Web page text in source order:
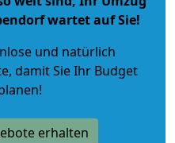
wartet auf Sie!
und natürlich
, damit Sie Ihr Budget
erhalten